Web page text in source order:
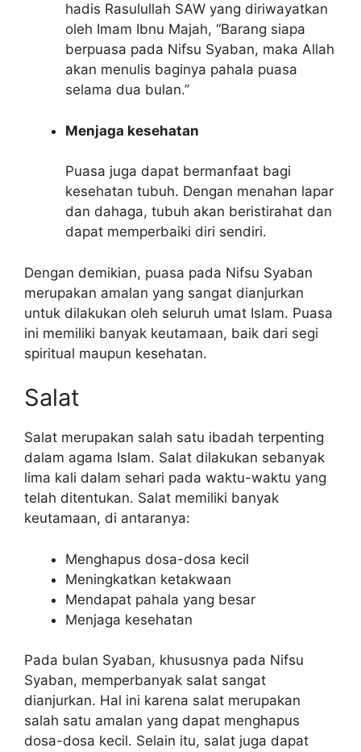
hadis Rasulullah SAW yang diriwayatkan
oleh Imam Ibnu Majah, “Barang siapa
berpuasa pada Nifsu Syaban, maka Allah
akan menulis baginya pahala puasa
selama dua bulan.”
Menjaga kesehatan
Puasa juga dapat bermanfaat bagi
kesehatan tubuh. Dengan menahan lapar
dan dahaga, tubuh akan beristirahat dan
dapat memperbaiki diri sendiri.
Dengan demikian, puasa pada Nifsu Syaban
merupakan amalan yang sangat dianjurkan
untuk dilakukan oleh seluruh umat Islam. Puasa
ini memiliki banyak keutamaan, baik dari segi
spiritual maupun kesehatan.
Salat
Salat merupakan salah satu ibadah terpenting
dalam agama Islam. Salat dilakukan sebanyak
lima kali dalam sehari pada waktu-waktu yang
telah ditentukan. Salat memiliki banyak
keutamaan, di antaranya:
Menghapus dosa-dosa kecil
Meningkatkan ketakwaan
Mendapat pahala yang besar
Menjaga kesehatan
Pada bulan Syaban, khususnya pada Nifsu
Syaban, memperbanyak salat sangat
dianjurkan. Hal ini karena salat merupakan
salah satu amalan yang dapat menghapus
dosa-dosa kecil. Selain itu, salat juga dapat